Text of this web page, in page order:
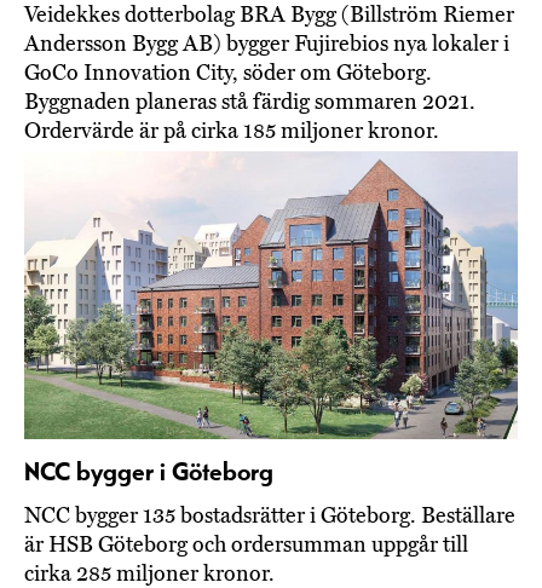
Veidekkes dotterbolag BRA Bygg (Billström Riemer
Andersson Bygg AB) bygger Fujirebios nya lokaler i
GoCo Innovation City, söder om Göteborg.
Byggnaden planeras stå färdig sommaren 2021.
Ordervärde är på cirka 185 miljoner kronor.
NCC bygger i Göteborg
NCC bygger 135 bostadsrätter i Göteborg. Beställare
är HSB Göteborg och ordersumman uppgår till
cirka 285 miljoner kronor.